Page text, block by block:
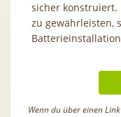
sicher konstruiert.
zu gewährleisten,
Wenn du über einen